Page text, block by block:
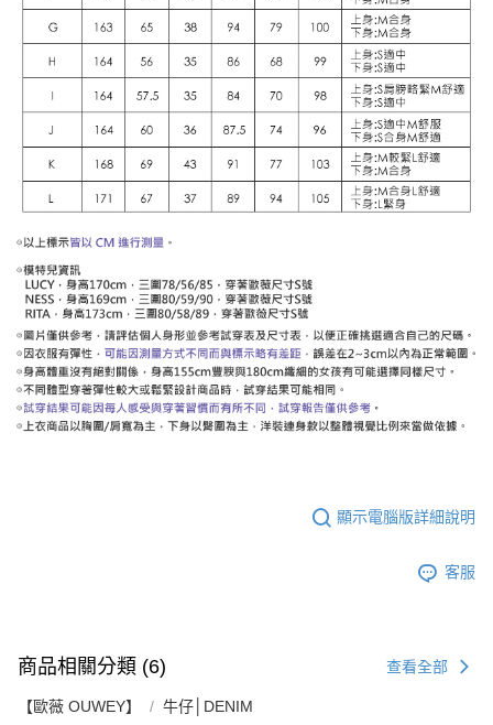
顯示電腦版詳細說明
客服
商品相關分類 (6) 查看全部
【歐薇 OUWEY】 牛仔│DENIM